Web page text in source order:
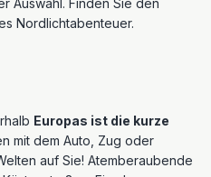
Nordlichtabenteuer.
Europas ist die kurze
mit dem Auto, Zug oder
auf Sie! Atemberaubende